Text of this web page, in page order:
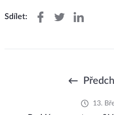
Sdílet:
13.